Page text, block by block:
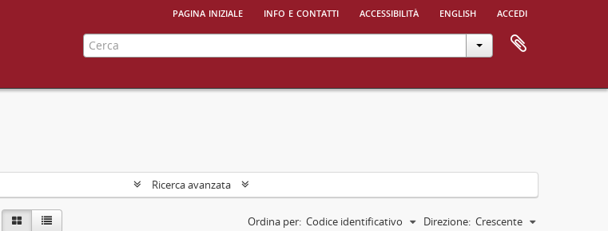
pagina iniziale info e contatti accessibilità english accedi
Ricerca avanzata
Ordina per: Codice identificativo Direzione: Crescente